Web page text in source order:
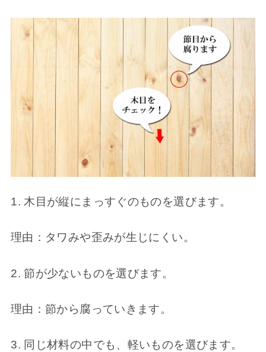
木目が縦にまっすぐのものを選びます。
理由：タワみや歪みが生じにくい。
節が少ないものを選びます。
理由：節から腐っていきます。
同じ材料の中でも、軽いものを選びます。